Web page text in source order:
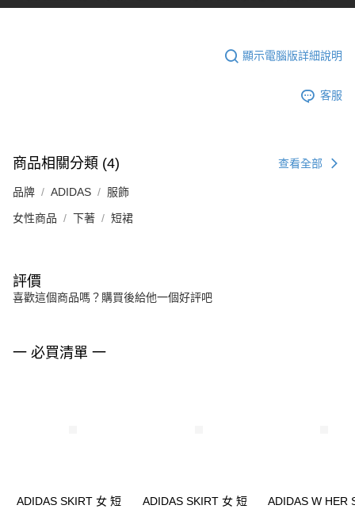
顯示電腦版詳細說明
客服
商品相關分類 (4) 查看全部
品牌 ADIDAS 服飾
女性商品 下著 短裙
評價
喜歡這個商品嗎？購買後給他一個好評吧
一 必買清單 一
ADIDAS SKIRT 女 短 ADIDAS SKIRT 女 短 ADIDAS W HER